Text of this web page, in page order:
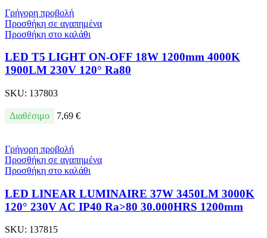
Γρήγορη προβολή
Προσθήκη σε αγαπημένα
Προσθήκη στο καλάθι
LED T5 LIGHT ON-OFF 18W 1200mm 4000K
1900LM 230V 120° Ra80
SKU: 137803
Διαθέσιμο 7,69 €
Γρήγορη προβολή
Προσθήκη σε αγαπημένα
Προσθήκη στο καλάθι
LED LINEAR LUMINAIRE 37W 3450LM 3000K
120° 230V AC IP40 Ra>80 30.000HRS 1200mm
SKU: 137815